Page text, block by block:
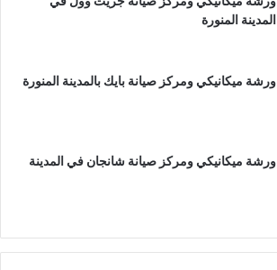
المدينة المنورة
ورشة ميكانيكي ومركز صيانة بايك بالمدينة المنورة
ورشة ميكانيكي ومركز صيانة شانجان في المدينة